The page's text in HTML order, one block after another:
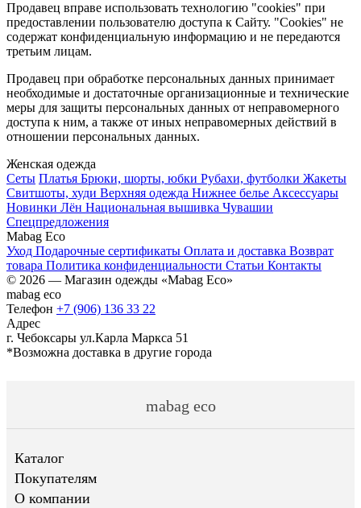
Продавец вправе использовать технологию "cookies" при
предоставлении пользователю доступа к Сайту. "Cookies" не
содержат конфиденциальную информацию и не передаются
третьим лицам.
Продавец при обработке персональных данных принимает
необходимые и достаточные организационные и технические
меры для защиты персональных данных от неправомерного
доступа к ним, а также от иных неправомерных действий в
отношении персональных данных.
Женская одежда
Сеты Платья Брюки, шорты, юбки Рубахи, футболки Жакеты
Свитшоты, худи Верхняя одежда Нижнее белье Аксессуары
Новинки Лён Национальная вышивка Чувашии
Спецпредложения
Mabag Eco
Уход Подарочные сертификаты Оплата и доставка Возврат
товара Политика конфиденциальности Статьи Контакты
© 2026 — Магазин одежды «Mabag Eco»
mabag eco
Телефон +7 (906) 136 33 22
Адрес
г. Чебоксары ул.Карла Маркса 51
*Возможна доставка в другие города
mabag eco
Каталог
Покупателям
О компании